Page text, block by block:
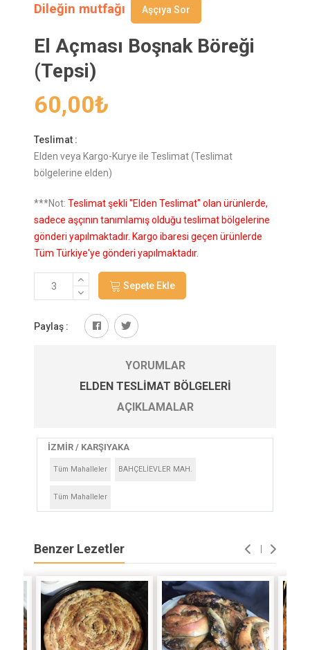
Dileğin mutfağı Aşçıya Sor
El Açması Boşnak Böreği
(Tepsi)
60,00₺
Teslimat :
Elden veya Kargo-Kurye ile Teslimat (Teslimat
bölgelerine elden)
***Not: Teslimat şekli "Elden Teslimat" olan ürünlerde,
sadece aşçının tanımlamış olduğu teslimat bölgelerine
gönderi yapılmaktadır. Kargo ibaresi geçen ürünlerde
Tüm Türkiye'ye gönderi yapılmaktadır.
Sepete Ekle
Paylaş :
YORUMLAR
ELDEN TESLIMAT BÖLGELERI
AÇIKLAMALAR
İZMİR / KARŞIYAKA
Tüm Mahalleler BAHÇELİEVLER MAH.
Tüm Mahalleler
Benzer Lezetler